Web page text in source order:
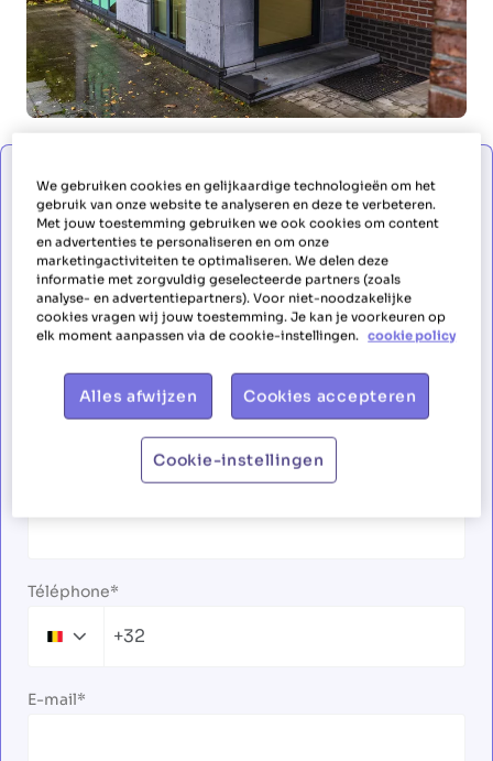
Je veux travailler comme aide ménagère
Je veux travailler comme aide
ménagère
Prénom
Téléphone
Belgium+32
E-mail
We gebruiken cookies en gelijkaardige technologieën om het
gebruik van onze website te analyseren en deze te verbeteren.
Met jouw toestemming gebruiken we ook cookies om content
en advertenties te personaliseren en om onze
marketingactiviteiten te optimaliseren. We delen deze
informatie met zorgvuldig geselecteerde partners (zoals
analyse- en advertentiepartners). Voor niet-noodzakelijke
cookies vragen wij jouw toestemming. Je kan je voorkeuren op
elk moment aanpassen via de cookie-instellingen. cookie policy
Alles afwijzen Cookies accepteren
Cookie-instellingen